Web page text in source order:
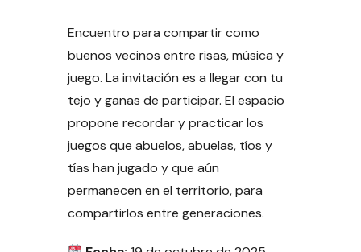
Encuentro para compartir como
buenos vecinos entre risas, música y
juego. La invitación es a llegar con tu
tejo y ganas de participar. El espacio
propone recordar y practicar los
juegos que abuelos, abuelas, tíos y
tías han jugado y que aún
permanecen en el territorio, para
compartirlos entre generaciones.